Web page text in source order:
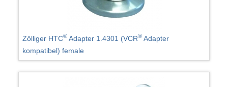
Zölliger HTC® Adapter 1.4301 (VCR® Adapter
kompatibel) female